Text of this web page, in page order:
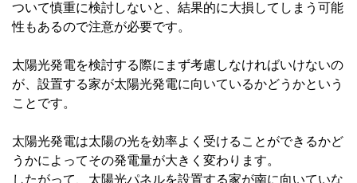
ついて慎重に検討しないと、結果的に大損してしまう可能
性もあるので注意が必要です。
太陽光発電を検討する際にまず考慮しなければいけないの
が、設置する家が太陽光発電に向いているかどうかという
ことです。
太陽光発電は太陽の光を効率よく受けることができるかど
うかによってその発電量が大きく変わります。
したがって、太陽光パネルを設置する家が南に向いていな